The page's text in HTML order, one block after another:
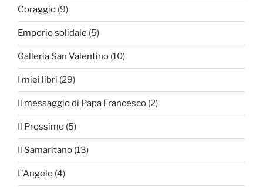
Coraggio (9)
Emporio solidale (5)
Galleria San Valentino (10)
I miei libri (29)
Il messaggio di Papa Francesco (2)
Il Prossimo (5)
Il Samaritano (13)
L'Angelo (4)